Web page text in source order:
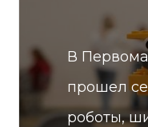
В
прошел
роботы,